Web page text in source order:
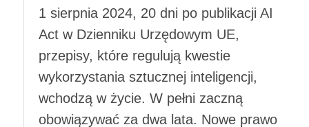
1 sierpnia 2024, 20 dni po publikacji AI
Act w Dzienniku Urzędowym UE,
przepisy, które regulują kwestie
wykorzystania sztucznej inteligencji,
wchodzą w życie. W pełni zaczną
obowiązywać za dwa lata. Nowe prawo